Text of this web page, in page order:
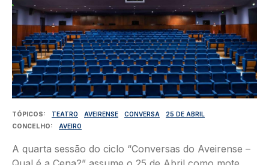
TÓPICOS TEATRO AVEIRENSE CONVERSA
25 DE ABRIL
CONCELHO
AVEIRO
A quarta sessão do ciclo “Conversas do Aveirense –